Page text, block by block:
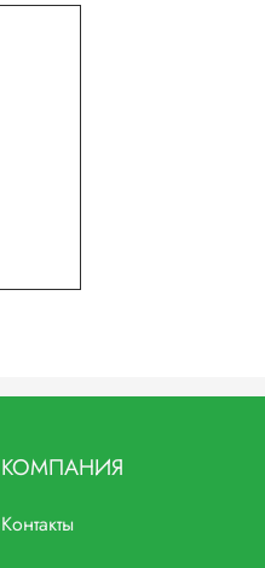
КОМПАНИЯ
Контакты